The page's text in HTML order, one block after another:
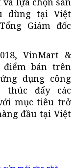
dùng tại Việt
Giám đốc
VinMart &
điểm bán trên
dụng công
thúc đẩy các
mục tiêu trở
đầu tại Việt